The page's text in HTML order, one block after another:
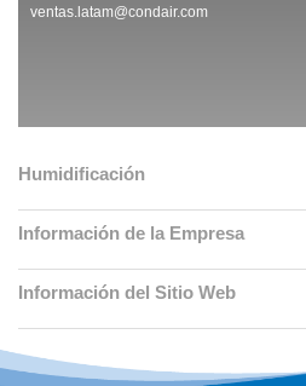
ventas.latam@condair.com
Humidificación
Información de la Empresa
Información del Sitio Web